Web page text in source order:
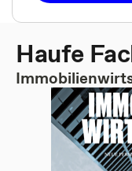
Haufe